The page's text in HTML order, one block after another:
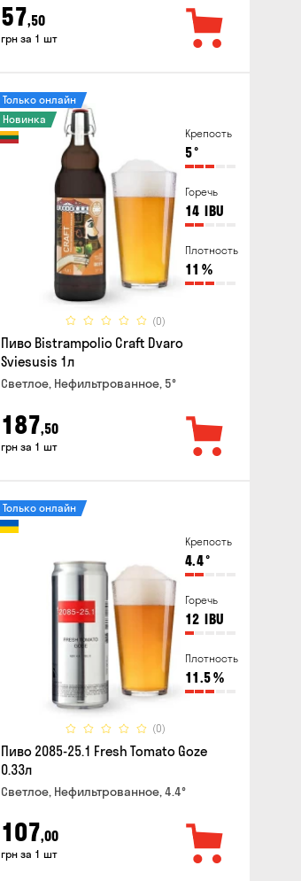
57,50
грн за 1 шт
Крепость
5°
Горечь
14 IBU
Плотность
11 %
(0)
Только онлайн
Новинка
Пиво Bistrampolio Craft Dvaro
Sviesusis 1л
Светлое, Нефильтрованное, 5°
187,50
грн за 1 шт
Крепость
4.4°
Горечь
12 IBU
Плотность
11.5%
(0)
Только онлайн
Пиво 2085-25.1 Fresh Tomato Goze
0.33л
Светлое, Нефильтрованное, 4.4°
107,00
грн за 1 шт